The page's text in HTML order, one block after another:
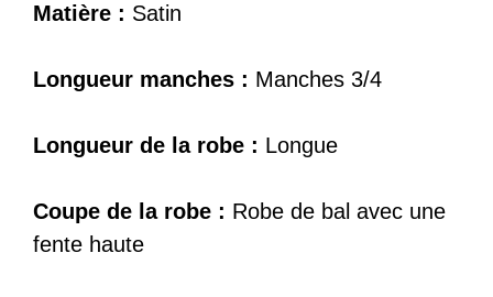
Matière : Satin
Longueur manches : Manches 3/4
Longueur de la robe : Longue
Coupe de la robe : Robe de bal avec une
fente haute